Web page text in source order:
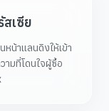
เซีย
หน้าแลนดิงให้เข้า
ามที่โดนใจผู้ซื้อ